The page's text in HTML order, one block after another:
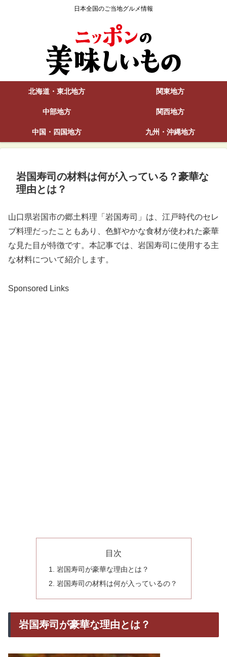
日本全国のご当地グルメ情報
北海道・東北地方 関東地方
中部地方 関西地方
中国・四国地方 九州・沖縄地方
岩国寿司の材料は何が入っている？豪華な
理由とは？
山口県岩国市の郷土料理「岩国寿司」は、江戸時代のセレ
ブ料理だったこともあり、色鮮やかな食材が使われた豪華
な見た目が特徴です。本記事では、岩国寿司に使用する主
な材料について紹介します。
Sponsored Links
目次
岩国寿司が豪華な理由とは？
岩国寿司の材料は何が入っているの？
岩国寿司が豪華な理由とは？